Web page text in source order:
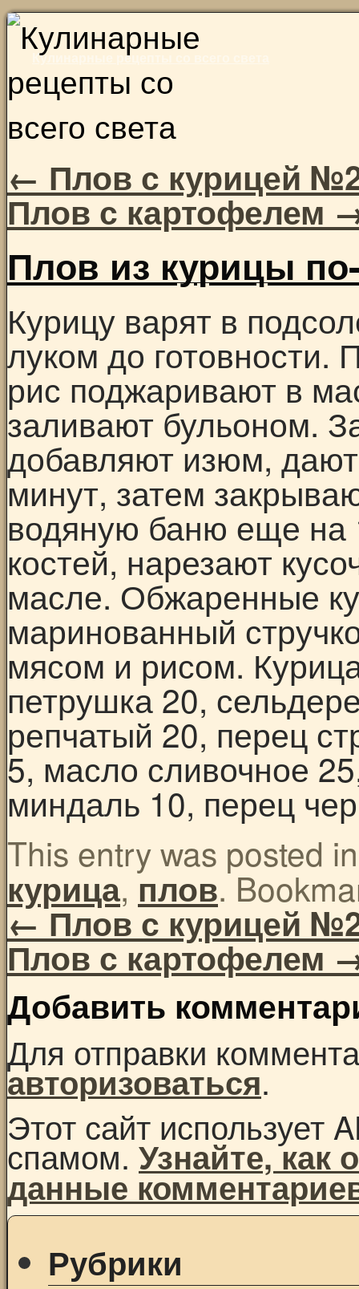
Кулинарные рецепты со всего света
Skip
content
← Плов с курицей
Плов с картофелем
Плов из курицы
Курицу варят в
луком до
рис поджаривают в
заливают бульоном.
добавляют изюм,
минут, затем
водяную баню еще
костей, нарезают
масле. Обжаренные
маринованный
мясом и рисом.
петрушка 20,
репчатый 20, перец
5, масло сливочное
миндаль 10, перец
This entry was posted
курица,плов.
←Плов с курицей
Плов с картофелем
Добавить
Для отправки
авторизоваться.
Этот сайт использует
спамом.Узнайте,
данные
Рубрики